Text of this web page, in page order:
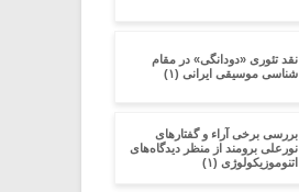
نقد تئوری «دودانگی» در مقام
شناسی موسیقی ایرانی (۱)
بررسی برخی آراء و گفتارهای
نورعلی برومند از منظر دیدگاه‌های
اتنوموزیکولوژی (۱)